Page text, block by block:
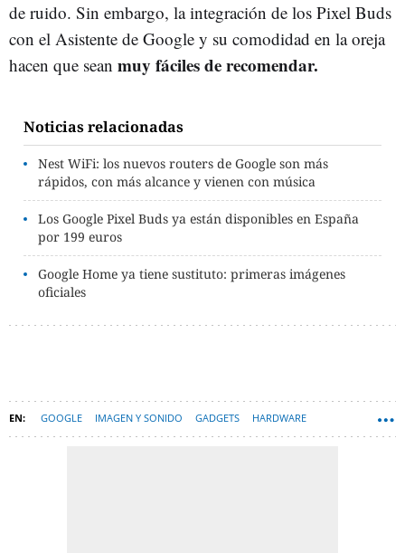
de ruido. Sin embargo, la integración de los Pixel Buds
con el Asistente de Google y su comodidad en la oreja
hacen que sean muy fáciles de recomendar.
Noticias relacionadas
Nest WiFi: los nuevos routers de Google son más
rápidos, con más alcance y vienen con música
Los Google Pixel Buds ya están disponibles en España
por 199 euros
Google Home ya tiene sustituto: primeras imágenes
oficiales
GOOGLE IMAGEN Y SONIDO GADGETS HARDWARE